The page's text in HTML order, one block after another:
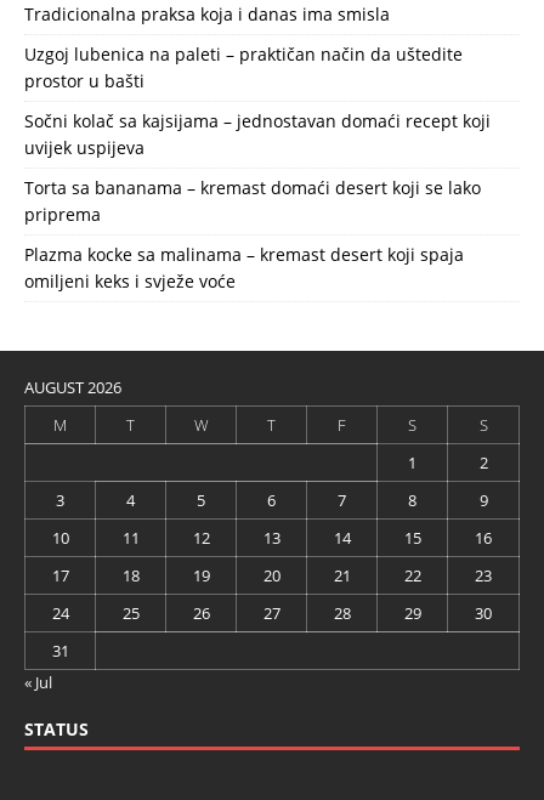
Tradicionalna praksa koja i danas ima smisla
Uzgoj lubenica na paleti – praktičan način da uštedite
prostor u bašti
Sočni kolač sa kajsijama – jednostavan domaći recept koji
uvijek uspijeva
Torta sa bananama – kremast domaći desert koji se lako
priprema
Plazma kocke sa malinama – kremast desert koji spaja
omiljeni keks i svježe voće
AUGUST 2026
M
T W T F S
S
1
2
3
4 5 6 7 8
9
10
11 12 13 14 15
16
17
18 19 20 21 22
23
24
25 26 27 28 29
30
31
« Jul
STATUS